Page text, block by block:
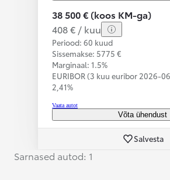
38 500 € (koos KM-ga)
408 € / kuu
Periood: 60 kuud
Sissemakse: 5775 €
Marginaal: 1.5%
EURIBOR (3 kuu euribor 2026-
2,41%
Vaata autot
Võta ühendust
Salvesta
Sarnased autod: 1